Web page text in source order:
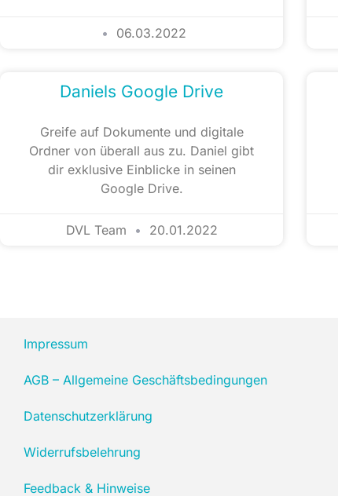
06.03.2022
Daniels Google Drive
Greife auf Dokumente und digitale
Ordner von überall aus zu. Daniel gibt
dir exklusive Einblicke in seinen
Google Drive.
DVL Team 20.01.2022
Impressum
AGB – Allgemeine Geschäftsbedingungen
Datenschutzerklärung
Widerrufsbelehrung
Feedback & Hinweise